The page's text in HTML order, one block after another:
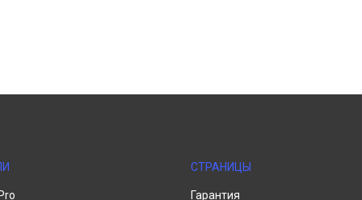
СТРАНИЦЫ
Гарантия